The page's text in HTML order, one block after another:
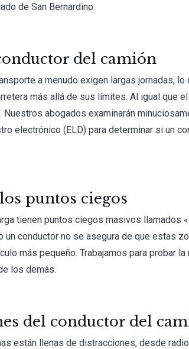
de San Bernardino.
del camión
a menudo exigen largas jornadas,
más allá de sus límites. Al igual que
Nuestros abogados examinarán
electrónico (ELD) para determinar si un
puntos ciegos
tienen puntos ciegos masivos llamados
un conductor no se asegura de que estas
más pequeño. Trabajamos para probar
los demás.
del conductor del
están llenas de distracciones, desde